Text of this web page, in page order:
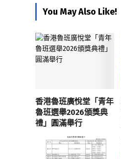
You May Also Like!
香港魯班廣悅堂「青年
魯班選舉2026頒獎典
禮」圓滿舉行